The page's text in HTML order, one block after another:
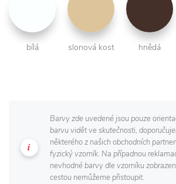
bílá slonová kost hnědá
Barvy zde uvedené jsou pouze
barvu vidět ve skutečnosti,
některého z našich obchodních
fyzický vzorník. Na případnou
nevhodné barvy dle vzorníku
cestou nemůžeme přistoupit.